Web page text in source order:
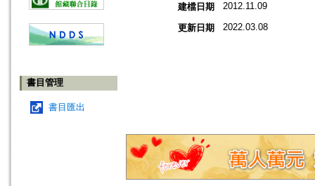
書目管理
書目匯出
建檔日期 2012.11.09
更新日期 2022.03.08